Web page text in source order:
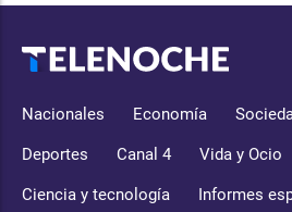
Nacionales Economía
Deportes Canal 4 Vida y Ocio
Ciencia y tecnología Informes